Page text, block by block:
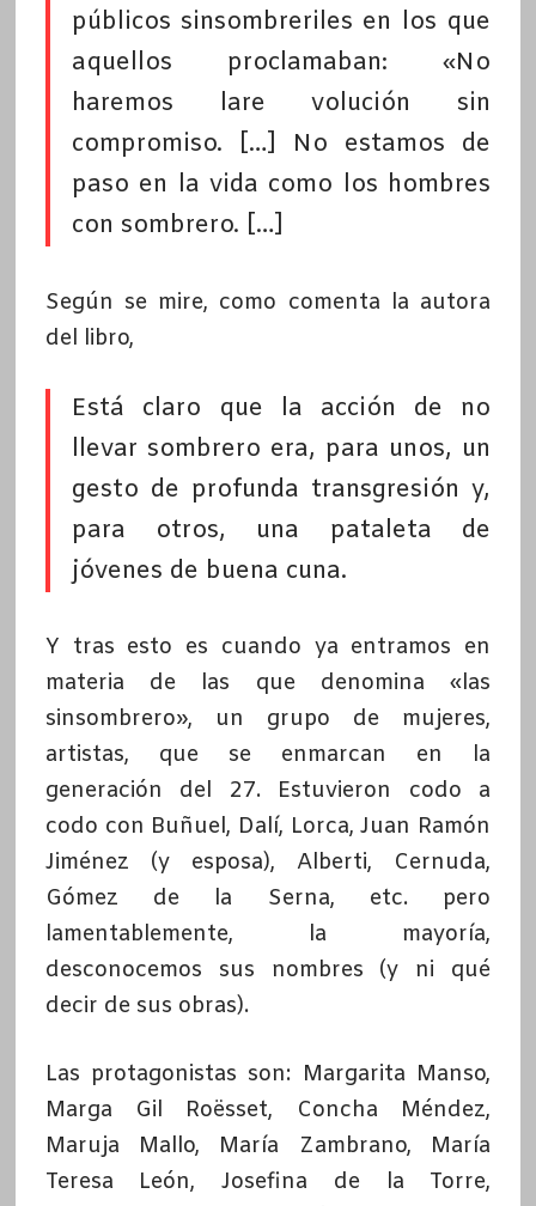
públicos sinsombreriles en los que
aquellos proclamaban: «No
haremos lare volución sin
compromiso. […] No estamos de
paso en la vida como los hombres
con sombrero. […]
Según se mire, como comenta la autora
del libro,
Está claro que la acción de no
llevar sombrero era, para unos, un
gesto de profunda transgresión y,
para otros, una pataleta de
jóvenes de buena cuna.
Y tras esto es cuando ya entramos en
materia de las que denomina «las
sinsombrero», un grupo de mujeres,
artistas, que se enmarcan en la
generación del 27. Estuvieron codo a
codo con Buñuel, Dalí, Lorca, Juan Ramón
Jiménez (y esposa), Alberti, Cernuda,
Gómez de la Serna, etc. pero
lamentablemente, la mayoría,
desconocemos sus nombres (y ni qué
decir de sus obras).
Las protagonistas son: Margarita Manso,
Marga Gil Roësset, Concha Méndez,
Maruja Mallo, María Zambrano, María
Teresa León, Josefina de la Torre,